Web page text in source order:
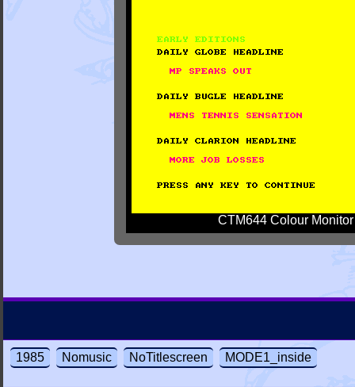
CTM644 Colour Monitor
1985 Nomusic NoTitlescreen MODE1_inside